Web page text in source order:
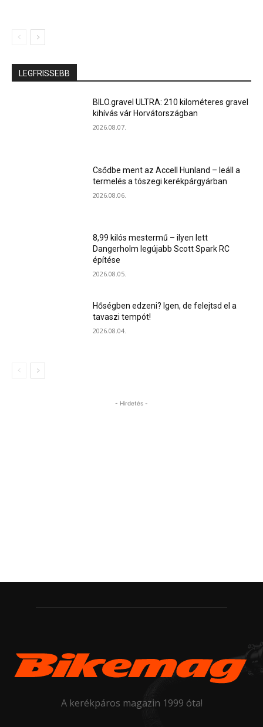
LEGFRISSEBB
BILO.gravel ULTRA: 210 kilométeres gravel
kihívás vár Horvátországban
2026.08.07.
Csődbe ment az Accell Hunland – leáll a
termelés a tószegi kerékpárgyárban
2026.08.06.
8,99 kilós mestermű – ilyen lett
Dangerholm legújabb Scott Spark RC
építése
2026.08.05.
Hőségben edzeni? Igen, de felejtsd el a
tavaszi tempót!
2026.08.04.
- Hirdetés -
A kerékpáros magazin 1999 óta!